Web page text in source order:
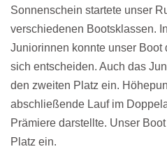
Sonnenschein startete unser
verschiedenen Bootsklassen.
Juniorinnen konnte unser Boot
sich entscheiden. Auch das
den zweiten Platz ein.
abschließende Lauf im
Prämiere darstellte. Unser
Platz ein.